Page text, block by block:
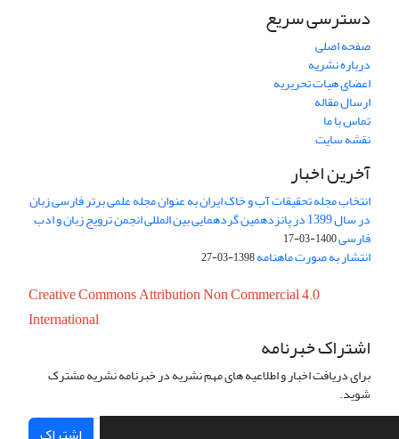
دسترسی سریع
صفحه اصلی
درباره نشریه
اعضای هیات تحریریه
ارسال مقاله
تماس با ما
نقشه سایت
آخرین اخبار
انتخاب مجله تحقیقات آب و خاک ایران به عنوان مجله علمی برتر فارسی زبان
در سال 1399 در پانزدهمین گردهمایی بین المللی انجمن ترویج زبان و ادب
فارسی1400-03-17
انتشار به صورت ماهنامه1398-03-27
Creative Commons Attribution Non Commercial 4.0
International
اشتراک خبرنامه
برای دریافت اخبار و اطلاعیه های مهم نشریه در خبرنامه نشریه مشترک
شوید.